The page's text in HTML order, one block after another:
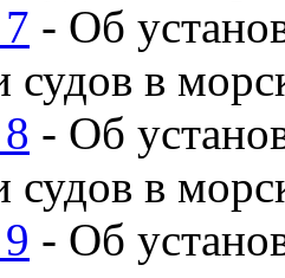
- Об
судов в
- Об
судов в
- Об